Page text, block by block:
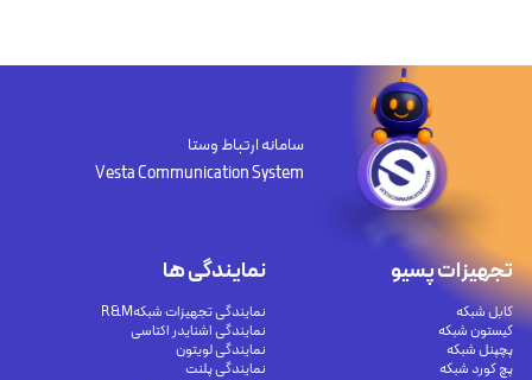
سامانه ارتباط وستا
Vesta Communication System
تجهیزات پسیو
کابل شبکه
کیستون شبکه
پچپنل شبکه
پچ کورد شبکه
نمایندگی ها
نمایندگی تجهیزات شبکهR&M
نمایندگی اشنایدر اکتاسی
نمایندگی لویتون
نمایندگی پلنت